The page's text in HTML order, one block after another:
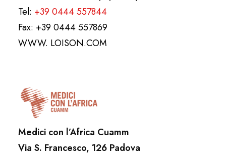
Tel: +39 0444 557844
Fax: +39 0444 557869
WWW. LOISON.COM
Medici con l’Africa Cuamm
Via S. Francesco, 126 Padova